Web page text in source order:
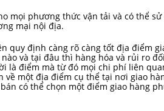
mọi phương thức vận tải và có thể
mại nội địa.
quy định càng rõ càng tốt địa điểm
và tại đâu thì hàng hóa và rủi ro
là điểm mà từ đó mọi chi phí liên
một địa điểm cụ thể tại nơi giao
có thể chọn một điểm giao hàng